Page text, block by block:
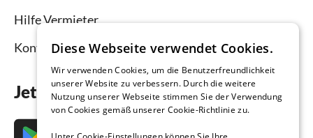
Hilfe Vermieter
Kontakt
Jetzt die App downloaden
Diese Webseite verwendet Cookies.
Wir verwenden Cookies, um die Benutzerfreundlichkeit
unserer Website zu verbessern. Durch die weitere
Nutzung unserer Webseite stimmen Sie der Verwendung
von Cookies gemäß unserer Cookie-Richtlinie zu.